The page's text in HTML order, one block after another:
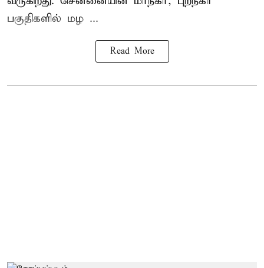
பகுதிகளில் மழ ...
Read More